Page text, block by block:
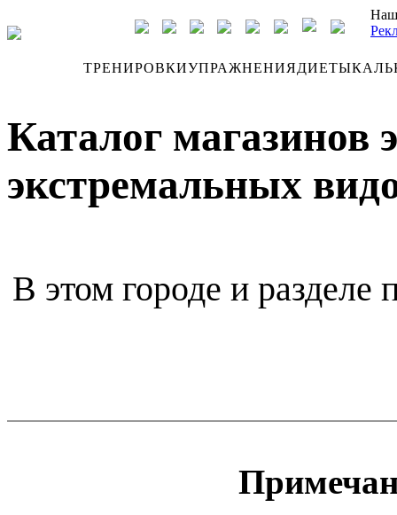
ТРЕНИРОВКИУПРАЖНЕНИЯДИЕТЫ
Каталог магазинов
экстремальных
В этом городе и разделе